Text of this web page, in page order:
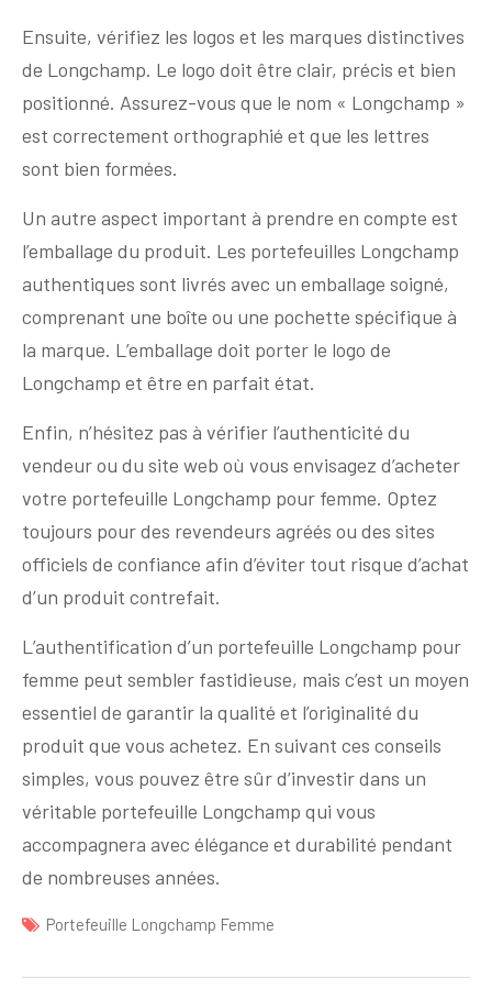
Ensuite, vérifiez les logos et les marques distinctives
de Longchamp. Le logo doit être clair, précis et bien
positionné. Assurez-vous que le nom « Longchamp »
est correctement orthographié et que les lettres
sont bien formées.
Un autre aspect important à prendre en compte est
l’emballage du produit. Les portefeuilles Longchamp
authentiques sont livrés avec un emballage soigné,
comprenant une boîte ou une pochette spécifique à
la marque. L’emballage doit porter le logo de
Longchamp et être en parfait état.
Enfin, n’hésitez pas à vérifier l’authenticité du
vendeur ou du site web où vous envisagez d’acheter
votre portefeuille Longchamp pour femme. Optez
toujours pour des revendeurs agréés ou des sites
officiels de confiance afin d’éviter tout risque d’achat
d’un produit contrefait.
L’authentification d’un portefeuille Longchamp pour
femme peut sembler fastidieuse, mais c’est un moyen
essentiel de garantir la qualité et l’originalité du
produit que vous achetez. En suivant ces conseils
simples, vous pouvez être sûr d’investir dans un
véritable portefeuille Longchamp qui vous
accompagnera avec élégance et durabilité pendant
de nombreuses années.
Portefeuille Longchamp Femme